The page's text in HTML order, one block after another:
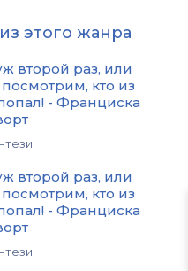
этого жанра
второй раз, или
кто из
- Франциска
второй раз, или
кто из
- Франциска